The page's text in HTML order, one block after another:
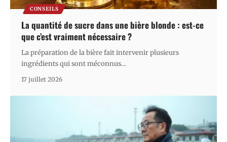
CONSEILS
La quantité de sucre dans une bière blonde : est-ce
que c’est vraiment nécessaire ?
La préparation de la bière fait intervenir plusieurs
ingrédients qui sont méconnus…
17 juillet 2026